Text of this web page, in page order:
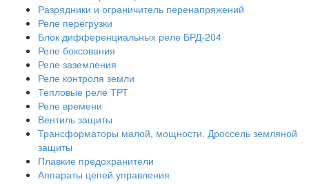
Разрядники и ограничитель перенапряжений
Реле перегрузки
Блок дифференциальных реле БРД-204
Реле боксования
Реле заземления
Реле контроля земли
Тепловые реле ТРТ
Реле времени
Вентиль защиты
Трансформаторы малой, мощности. Дроссель земляной
защиты
Плавкие предохранители
Аппараты цепей управления